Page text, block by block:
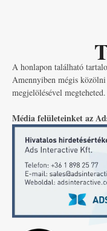
A honlapon található
Amennyiben mégis
megjelölésével megteheted.
Média felületeinket az